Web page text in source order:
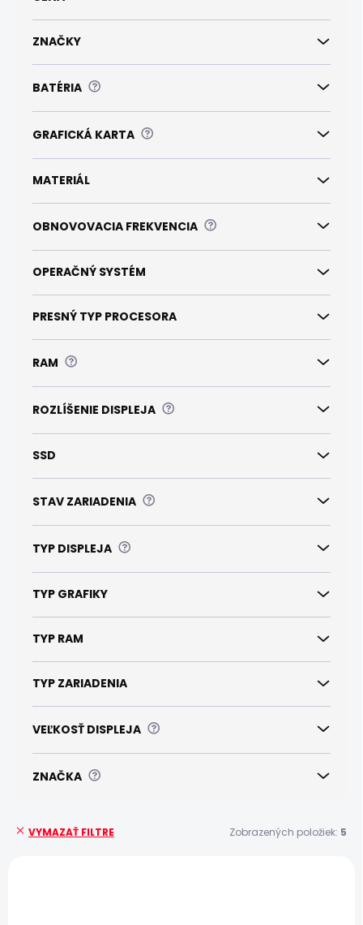
ZNAČKY
BATÉRIA ?
GRAFICKÁ KARTA ?
MATERIÁL
OBNOVOVACIA FREKVENCIA ?
OPERAČNÝ SYSTÉM
PRESNÝ TYP PROCESORA
RAM ?
ROZLÍŠENIE DISPLEJA ?
SSD
STAV ZARIADENIA ?
TYP DISPLEJA ?
TYP GRAFIKY
TYP RAM
TYP ZARIADENIA
VEĽKOSŤ DISPLEJA ?
ZNAČKA ?
VYMAZAŤ FILTRE Zobrazených položiek: 5